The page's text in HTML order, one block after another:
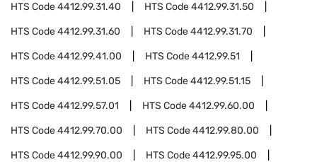
HTS Code4412.99.31.40 HTS Code4412.99.31.50
HTS Code4412.99.31.60 HTS Code4412.99.31.70
HTS Code4412.99.41.00 HTS Code4412.99.51
HTS Code4412.99.51.05 HTS Code4412.99.51.15
HTS Code4412.99.57.01 HTS Code4412.99.60.00
HTS Code4412.99.70.00 HTS Code4412.99.80.00
HTS Code4412.99.90.00 HTS Code4412.99.95.00